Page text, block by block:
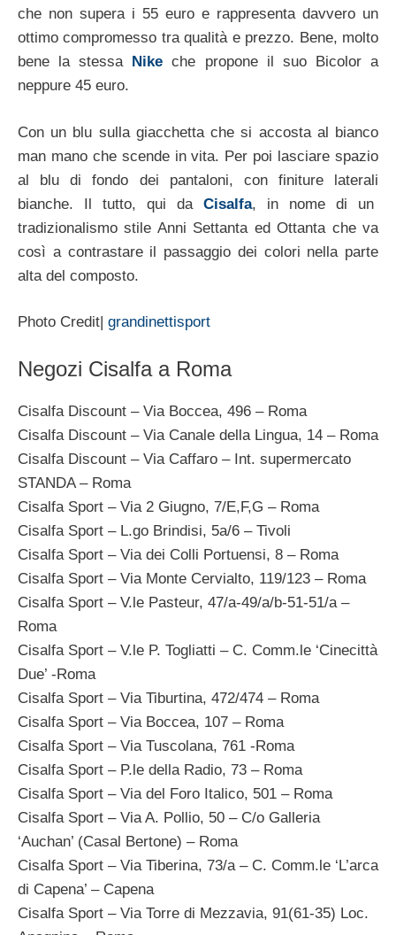
che non supera i 55 euro e rappresenta davvero un
ottimo compromesso tra qualità e prezzo. Bene, molto
bene la stessa
Nike che propone il suo Bicolor a
neppure 45 euro.
Con un blu sulla giacchetta che si accosta al bianco
man mano che scende in vita. Per poi lasciare spazio
al blu di fondo dei pantaloni, con finiture laterali
bianche. Il tutto, qui da Cisalfa, in nome di un
tradizionalismo stile Anni Settanta ed Ottanta che va
così a contrastare il passaggio dei colori nella parte
alta del composto.
Photo Credit| grandinettisport
Negozi Cisalfa a Roma
Cisalfa Discount – Via Boccea, 496 – Roma
Cisalfa Discount – Via Canale della Lingua, 14 – Roma
Cisalfa Discount – Via Caffaro – Int. supermercato
STANDA – Roma
Cisalfa Sport – Via 2 Giugno, 7/E,F,G – Roma
Cisalfa Sport – L.go Brindisi, 5a/6 – Tivoli
Cisalfa Sport – Via dei Colli Portuensi, 8 – Roma
Cisalfa Sport – Via Monte Cervialto, 119/123 – Roma
Cisalfa Sport – V.le Pasteur, 47/a-49/a/b-51-51/a –
Roma
Cisalfa Sport – V.le P. Togliatti – C. Comm.le ‘Cinecittà
Due’ -Roma
Cisalfa Sport – Via Tiburtina, 472/474 – Roma
Cisalfa Sport – Via Boccea, 107 – Roma
Cisalfa Sport – Via Tuscolana, 761 -Roma
Cisalfa Sport – P.le della Radio, 73 – Roma
Cisalfa Sport – Via del Foro Italico, 501 – Roma
Cisalfa Sport – Via A. Pollio, 50 – C/o Galleria
‘Auchan’ (Casal Bertone) – Roma
Cisalfa Sport – Via Tiberina, 73/a – C. Comm.le ‘L’arca
di Capena’ – Capena
Cisalfa Sport – Via Torre di Mezzavia, 91(61-35) Loc.